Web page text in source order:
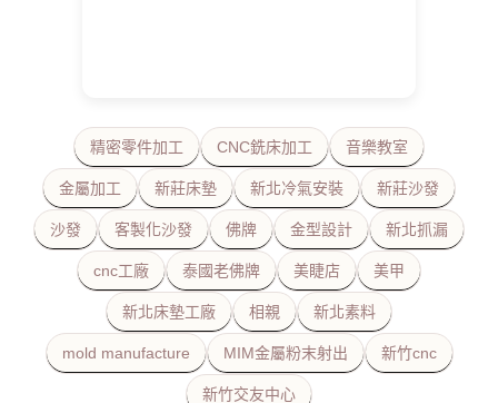
精密零件加工 CNC銑床加工 音樂教室
金屬加工 新莊床墊 新北冷氣安裝 新莊沙發
沙發 客製化沙發 佛牌 金型設計 新北抓漏
cnc工廠 泰國老佛牌 美睫店 美甲
新北床墊工廠 相親 新北素料
mold manufacture MIM金屬粉末射出 新竹cnc
新竹交友中心